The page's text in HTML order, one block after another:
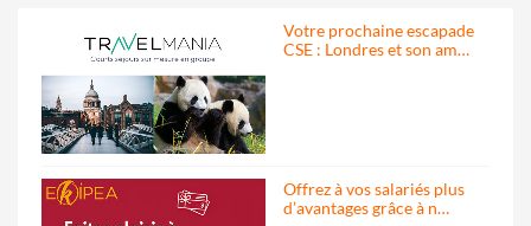
Votre prochaine escapade
CSE : Londres et son am…
Offrez à vos salariés plus
d’avantages grâce à n…